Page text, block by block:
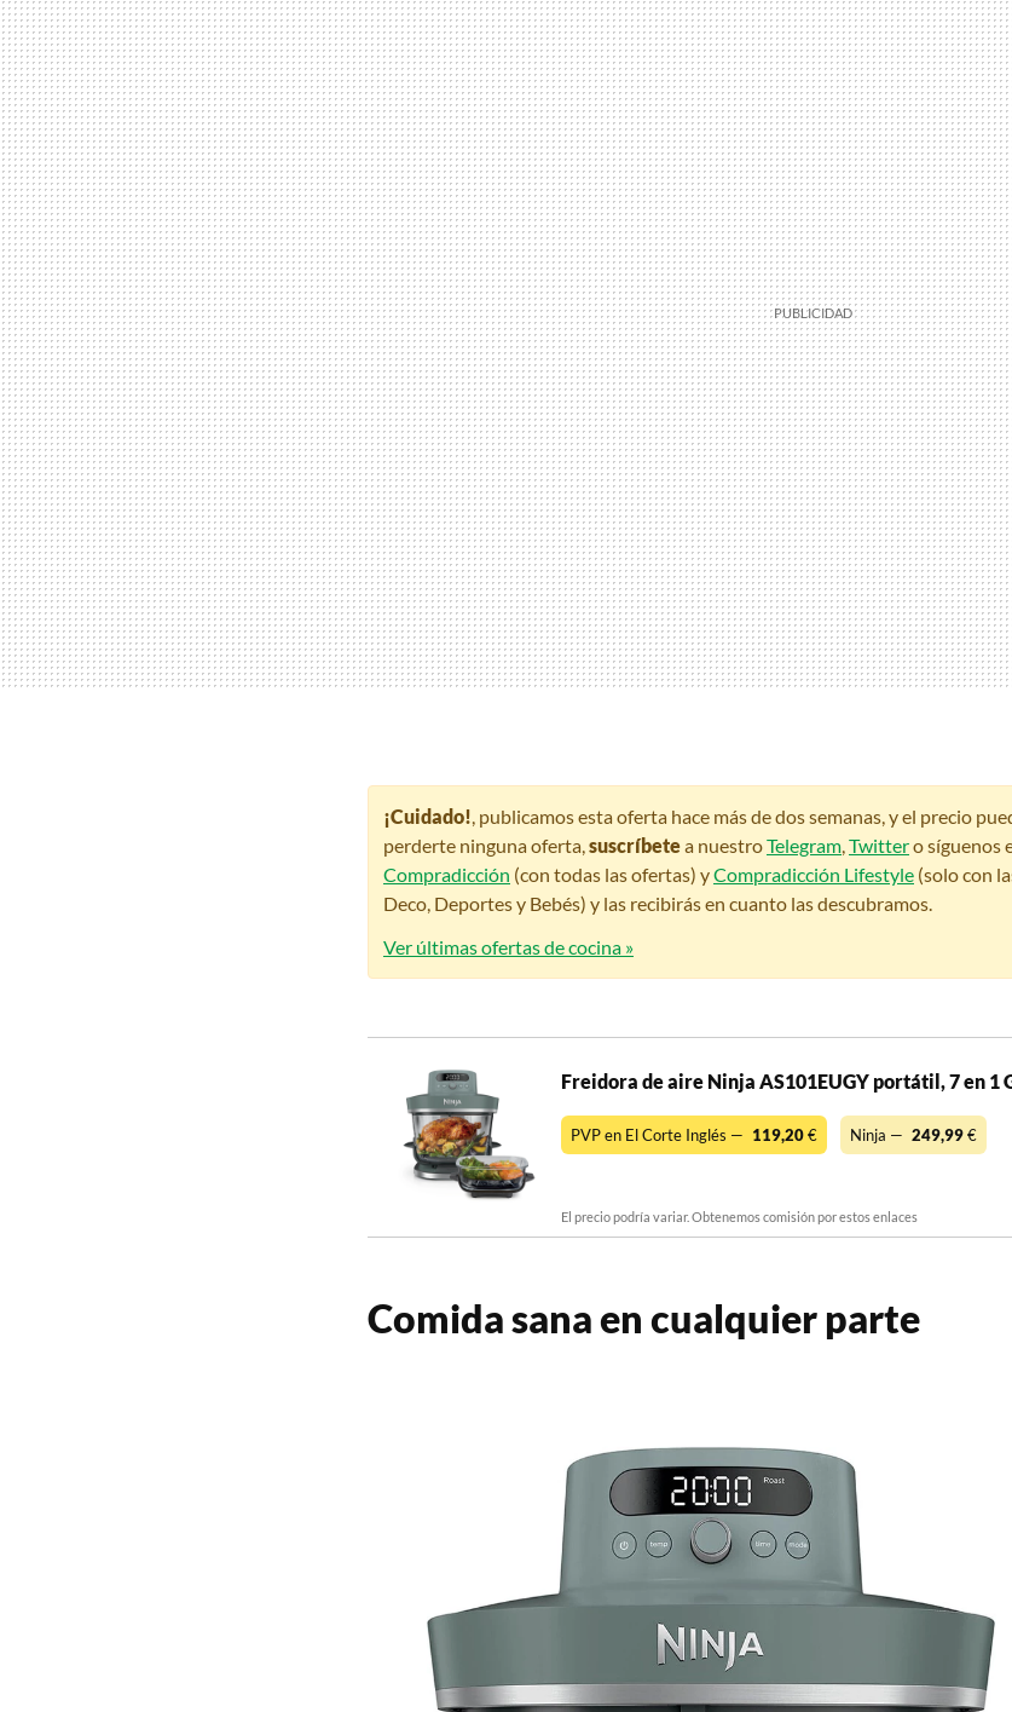
¡Cuidado! , publicamos esta oferta hace más de dos semanas, y el precio
perderte ninguna oferta, suscríbetea nuestroTelegram Twittero síguenos
Compradicción (con todas las ofertas) yCompradicción Lifestyle (solo con
Deco, Deportes y Bebés) y las recibirás en cuanto las descubramos.
Ver últimas ofertas de cocina »
Freidora de aire Ninja AS101EUGY portátil, 7 en 1
PVP en El Corte Inglés — 119,20€ Ninja — 249,99€
El precio podría variar. Obtenemos comisión por estos enlaces
Comida sana en cualquier parte